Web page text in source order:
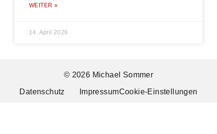
WEITER »
14. April 2026
© 2026 Michael Sommer
Datenschutz ImpressumCookie-Einstellungen